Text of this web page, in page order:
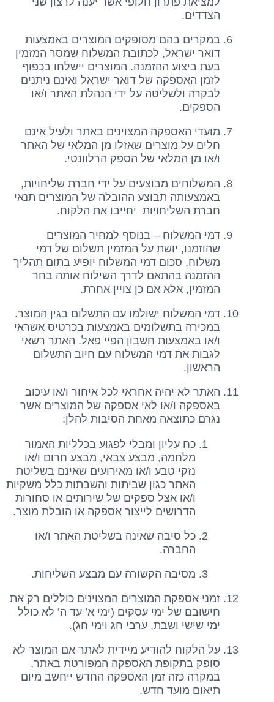
הצדדים.
במקרים בהם מסופקים המוצרים באמצעות
דואר ישראל, לכתובת המשלוח שמסר המזמין
בעת ביצוע ההזמנה. המוצרים יישלחו בכפוף
לזמן האספקה של דואר ישראל ואינם ניתנים
לבקרה ולשליטה על ידי הנהלת האתר ו/או
הספקים.
מועדי האספקה המצוינים באתר ולעיל אינם
חלים על מוצרים שאזלו מן המלאי של האתר
ו/או מן המלאי של הספק הרלוונטי.
המשלוחים מבוצעים על ידי חברת שליחויות,
באמצעותה תבוצע ההובלה של המוצרים תנאי
חברת השליחויות יחייבו את הלקוח.
דמי המשלוח – בנוסף למחיר המוצרים
שהוזמנו, יושת על המזמין תשלום של דמי
משלוח, סכום דמי המשלוח יופיע בתום תהליך
ההזמנה בהתאם לדרך השילוח אותה בחר
המזמין, אלא אם כן צויין אחרת.
דמי המשלוח ישולמו עם התשלום בגין המוצר.
במכירה בתשלומים באמצעות בכרטיס אשראי
ו/או באמצעות חשבון הפיי פאל. האתר רשאי
לגבות את דמי המשלוח עם חיוב התשלום
הראשון.
האתר לא יהיה אחראי לכל איחור ו/או עיכוב
באספקה ו/או לאי אספקה של המוצרים אשר
נגרם כתוצאה מאחת הסיבות להלן:
כח עליון ומבלי לפגוע בכלליות האמור
מלחמה, מבצע צבאי, מבצע חרום ו/או
נזקי טבע ו/או מאירועים שאינם בשליטת
האתר כגון שביתות והשבתות כלל משקיות
ו/או אצל ספקים של שירותים או סחורות
הדרושים לייצור אספקה או הובלת מוצר.
כל סיבה שאינה בשליטת האתר ו/או
החברה.
מסיבה הקשורה עם מבצע השליחות.
זמני אספקת המוצרים המצוינים כוללים רק את
חישובם של ימי עסקים (ימי א’ עד ה’ לא כולל
ימי שישי ושבת, ערבי חג וימי חג).
על הלקוח להודיע מיידית לאתר אם המוצר לא
סופק בתקופת האספקה המפורטת באתר,
במקרה כזה זמן האספקה החדש ייחשב מיום
תיאום מועד חדש.